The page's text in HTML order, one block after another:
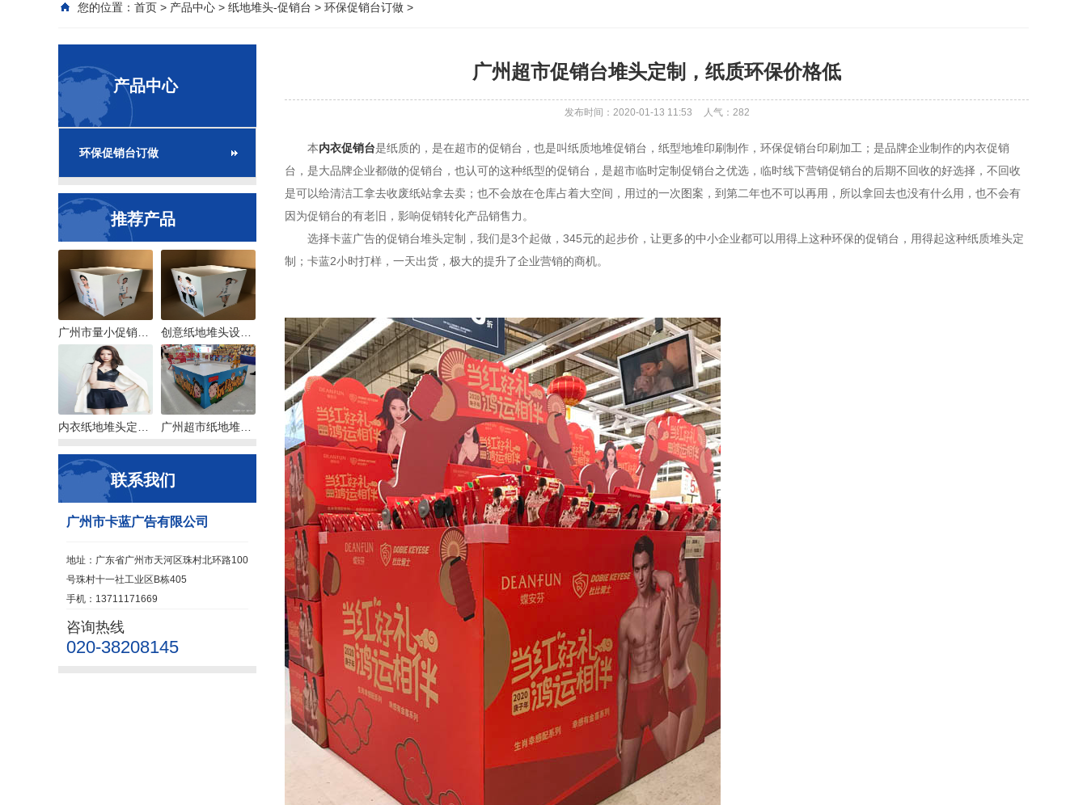
您的位置： 首页 > 产品中心 > 纸地堆头-促销台 > 环保促销台订做 >
产品中心
环保促销台订做
推荐产品
联系我们
广州市卡蓝广告有限公司
地址：广东省广州市天河区珠村北环路100
号珠村十一社工业区B栋405
手机：13711171669
咨询热线
020-38208145
广州超市促销台堆头定制，纸质环保价格低
发布时间：2020-01-13 11:53 人气： 282
本内衣促销台是纸质的，是在超市的促销台，也是叫纸质地堆促销台，纸型地堆印刷制作，环保促销台印刷加工；是品牌企业制作的内衣促销
台，是大品牌企业都做的促销台，也认可的这种纸型的促销台，是超市临时定制促销台之优选，临时线下营销促销台的后期不回收的好选择，不回收
是可以给清洁工拿去收废纸站拿去卖；也不会放在仓库占着大空间，用过的一次图案，到第二年也不可以再用，所以拿回去也没有什么用，也不会有
因为促销台的有老旧，影响促销转化产品销售力。
选择卡蓝广告的促销台堆头定制，我们是3个起做，345元的起步价，让更多的中小企业都可以用得上这种环保的促销台，用得起这种纸质堆头定
制；卡蓝2小时打样，一天出货，极大的提升了企业营销的商机。